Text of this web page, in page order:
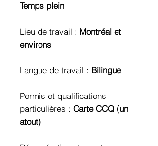
Temps plein
Lieu de travail : Montréal et
environs
Langue de travail : Bilingue
Permis et qualifications
particulières : Carte CCQ (un
atout)